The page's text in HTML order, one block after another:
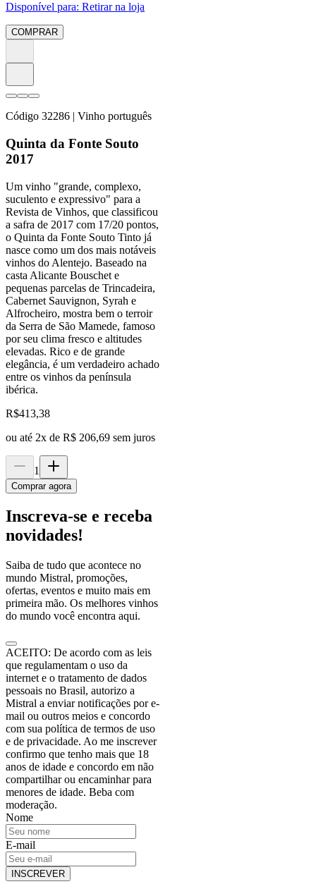
Disponível para: Retirar na loja
COMPRAR
Código 32286 | Vinho português
Quinta da Fonte Souto
2017
Um vinho "grande, complexo,
suculento e expressivo" para a
Revista de Vinhos, que classificou
a safra de 2017 com 17/20 pontos,
o Quinta da Fonte Souto Tinto já
nasce como um dos mais notáveis
vinhos do Alentejo. Baseado na
casta Alicante Bouschet e
pequenas parcelas de Trincadeira,
Cabernet Sauvignon, Syrah e
Alfrocheiro, mostra bem o terroir
da Serra de São Mamede, famoso
por seu clima fresco e altitudes
elevadas. Rico e de grande
elegância, é um verdadeiro achado
entre os vinhos da península
ibérica.
R$413,38
ou até 2x de R$ 206,69 sem juros
1
Comprar agora
Inscreva-se e receba
novidades!
Saiba de tudo que acontece no
mundo Mistral, promoções,
ofertas, eventos e muito mais em
primeira mão. Os melhores vinhos
do mundo você encontra aqui.
ACEITO: De acordo com as leis
que regulamentam o uso da
internet e o tratamento de dados
pessoais no Brasil, autorizo a
Mistral a enviar notificações por e-
mail ou outros meios e concordo
com sua política de termos de uso
e de privacidade. Ao me inscrever
confirmo que tenho mais que 18
anos de idade e concordo em não
compartilhar ou encaminhar para
menores de idade. Beba com
moderação.
Nome
E-mail
INSCREVER